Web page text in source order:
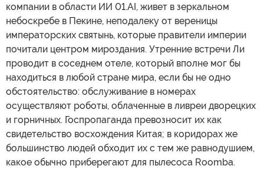
компании в области ИИ 01.AI, живет в зеркальном
небоскребе в Пекине, неподалеку от вереницы
императорских святынь, которые правители империи
почитали центром мироздания. Утренние встречи Ли
проводит в соседнем отеле, который вполне мог бы
находиться в любой стране мира, если бы не одно
обстоятельство: обслуживание в номерах
осуществляют роботы, облаченные в ливреи дворецких
и горничных. Госпропаганда превозносит их как
свидетельство восхождения Китая; в коридорах же
большинство людей обходит их с тем же равнодушием,
какое обычно приберегают для пылесоса Roomba.